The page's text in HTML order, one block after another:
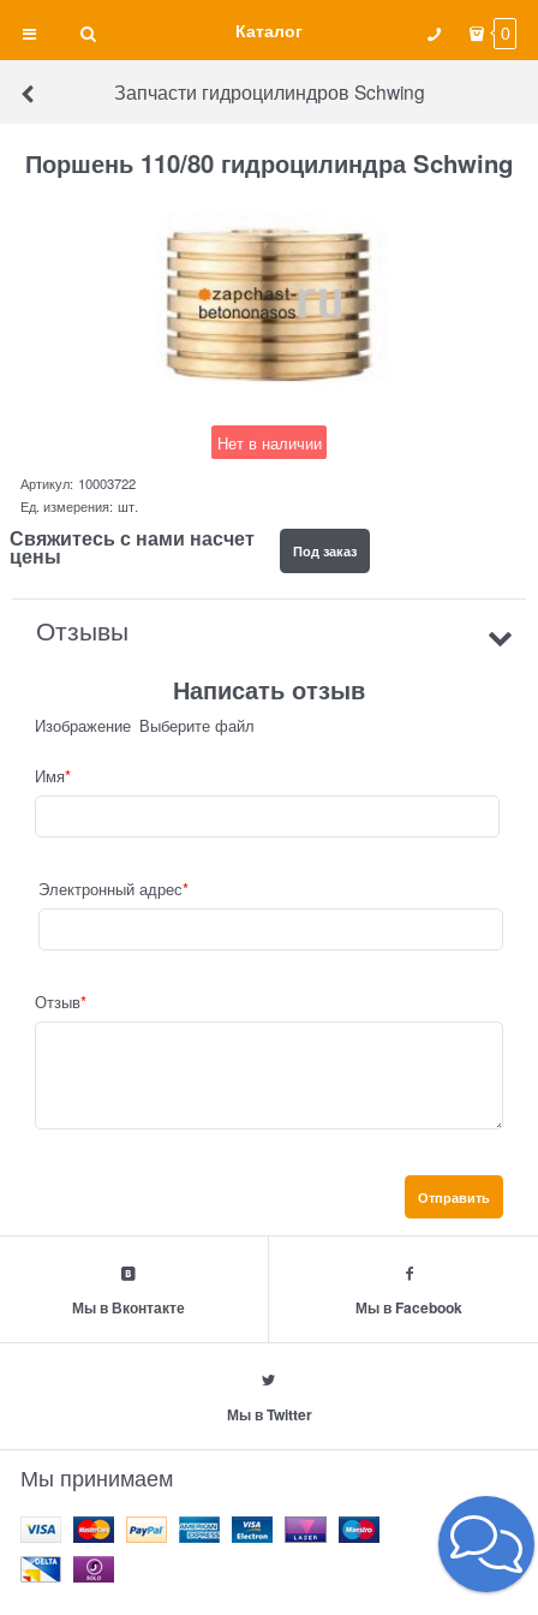
Каталог 0
Запчасти гидроцилиндров Schwing
Поршень 110/80 гидроцилиндра Schwing
Нет в наличии
Артикул: 10003722
Ед. измерения: шт.
Свяжитесь с нами насчет
цены Под заказ
Отзывы
Написать отзыв
Изображение Выберите файл
Имя
Электронный адрес
Отзыв
Мы в Вконтакте Мы в Facebook
Мы в Twitter
Мы принимаем